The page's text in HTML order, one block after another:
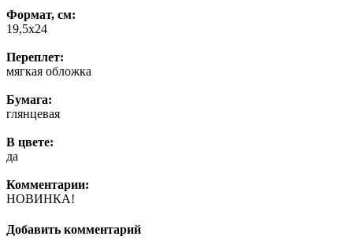
Формат, см:
19,5х24
Переплет:
мягкая обложка
Бумага:
глянцевая
В цвете:
да
Комментарии:
НОВИНКА!
Добавить комментарий